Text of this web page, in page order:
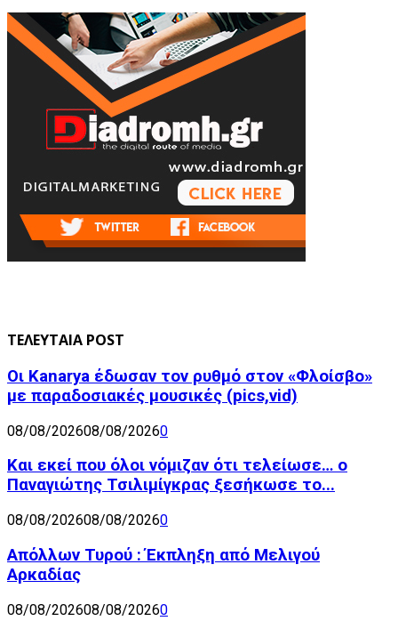
ΤΕΛΕΥΤΑΙΑ POST
Οι Kanarya έδωσαν τον ρυθμό στον «Φλοίσβο»
με παραδοσιακές μουσικές (pics,vid)
08/08/202608/08/20260
Και εκεί που όλοι νόμιζαν ότι τελείωσε… ο
Παναγιώτης Τσιλιμίγκρας ξεσήκωσε το...
08/08/202608/08/20260
Απόλλων Τυρού : Έκπληξη από Μελιγού
Αρκαδίας
08/08/202608/08/20260